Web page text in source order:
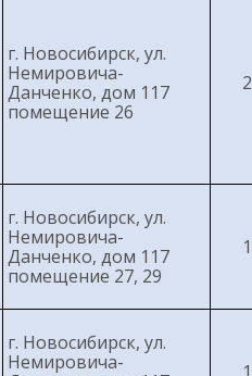
г. Новосибирск, ул.
Немировича-
Данченко, дом 117
помещение 26
г. Новосибирск, ул.
Немировича-
Данченко, дом 117
помещение 27, 29
г. Новосибирск, ул.
Немировича-